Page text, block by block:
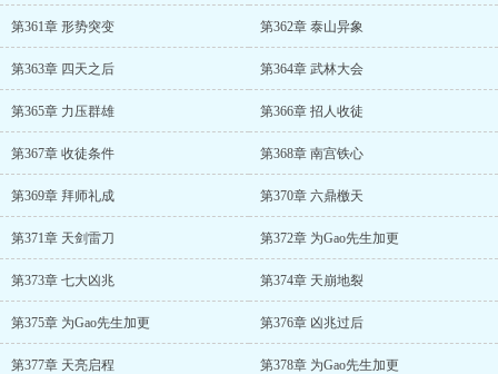
第361章 形势突变 第362章 泰山异象
第363章 四天之后 第364章 武林大会
第365章 力压群雄 第366章 招人收徒
第367章 收徒条件 第368章 南宫铁心
第369章 拜师礼成 第370章 六鼎檄天
第371章 天剑雷刀 第372章 为Gao先生加更
第373章 七大凶兆 第374章 天崩地裂
第375章 为Gao先生加更 第376章 凶兆过后
第377章 天亮启程 第378章 为Gao先生加更